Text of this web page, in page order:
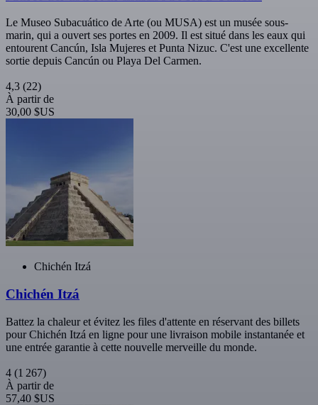
Le Museo Subacuático de Arte (ou MUSA) est un musée sous-
marin, qui a ouvert ses portes en 2009. Il est situé dans les eaux qui
entourent Cancún, Isla Mujeres et Punta Nizuc. C'est une excellente
sortie depuis Cancún ou Playa Del Carmen.
4,3 (22)
À partir de
30,00 $US
Chichén Itzá
Chichén Itzá
Battez la chaleur et évitez les files d'attente en réservant des billets
pour Chichén Itzá en ligne pour une livraison mobile instantanée et
une entrée garantie à cette nouvelle merveille du monde.
4 (1 267)
À partir de
57,40 $US